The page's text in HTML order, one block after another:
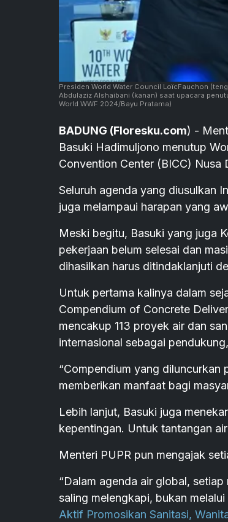
Presiden World Water Council LoïcFauchon
Abdulaziz Alshaibani (kanan) saat upacara
World WWF 2024/Bayu Pratama)
BADUNG (Floresku.com) -
Basuki Hadimuljono menutup
Convention Center (BICC) Nusa
Seluruh agenda yang diusulkan
juga melampaui harapan yang
Meski begitu, Basuki yang juga
pekerjaan belum selesai dan
dihasilkan harus ditindaklanjuti
Untuk pertama kalinya dalam
Compendium of Concrete
mencakup 113 proyek air dan
internasional sebagai
“Compendium yang
memberikan manfaat bagi
Lebih lanjut, Basuki juga
kepentingan. Untuk tantangan
Menteri PUPR pun mengajak
“Dalam agenda air global,
saling melengkapi, bukan
Aktif Promosikan Sanitasi,